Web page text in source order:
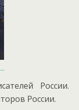
России.
России.